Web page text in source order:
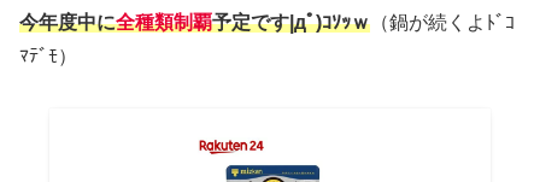
今年度中に全種類制覇予定です|дﾟ)ｺｿｯｗ （鍋が続くよﾄﾞｺ
ﾏﾃﾞﾓ）